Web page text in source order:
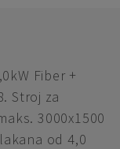
Fiber +
Stroj za
3000x1500
od 4,0